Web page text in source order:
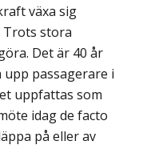
växa sig
Trots stora
Det är 40 år
passagerare i
uppfattas som
idag de facto
på eller av